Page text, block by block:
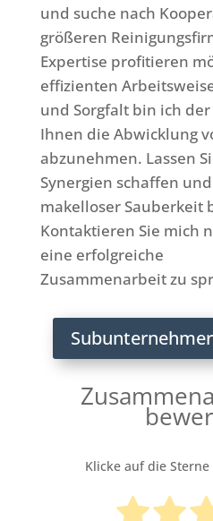
und suche nach
größeren
Expertise profitieren
effizienten
und Sorgfalt bin ich
Ihnen die Abwicklung
abzunehmen. Lassen
Synergien schaffen
makelloser Sauberkeit
Kontaktieren Sie mich
eine erfolgreiche
Zusammenarbeit zu
Klicke auf die